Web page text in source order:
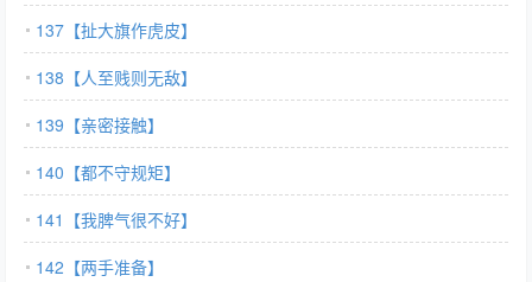
137【扯大旗作虎皮】
138【人至贱则无敌】
139【亲密接触】
140【都不守规矩】
141【我脾气很不好】
142【两手准备】